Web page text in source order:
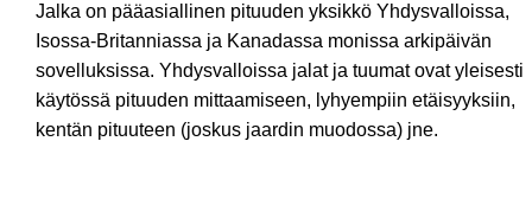
Jalka on pääasiallinen pituuden yksikkö Yhdysvalloissa,
Isossa-Britanniassa ja Kanadassa monissa arkipäivän
sovelluksissa. Yhdysvalloissa jalat ja tuumat ovat yleisesti
käytössä pituuden mittaamiseen, lyhyempiin etäisyyksiin,
kentän pituuteen (joskus jaardin muodossa) jne.